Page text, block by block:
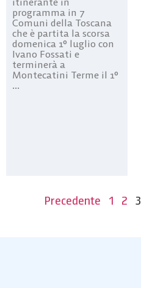
programma in 7
Comuni della Toscana
che è partita la scorsa
domenica 1° luglio con
Ivano Fossati e
terminerà a
Montecatini Terme il 1°
...
Precedente 1 2 3